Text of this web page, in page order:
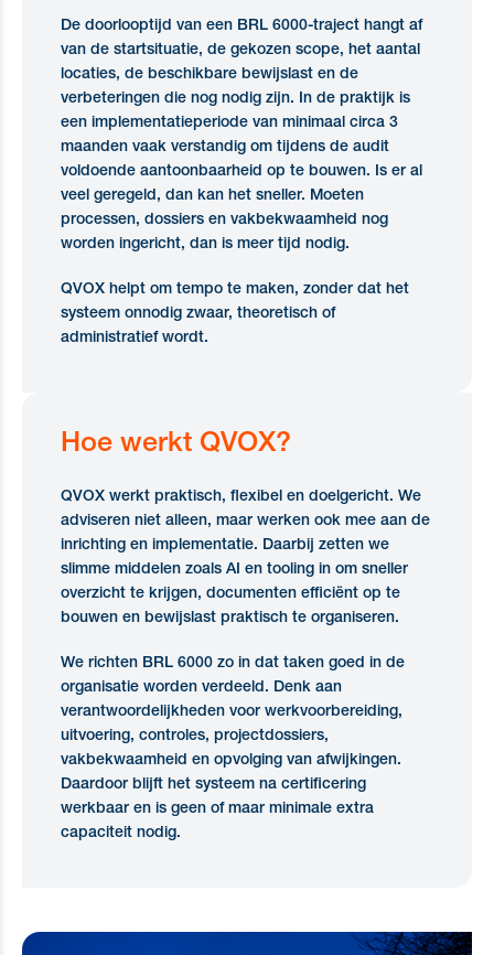
De doorlooptijd van een BRL 6000-traject hangt af
van de startsituatie, de gekozen scope, het aantal
locaties, de beschikbare bewijslast en de
verbeteringen die nog nodig zijn. In de praktijk is
een implementatieperiode van minimaal circa 3
maanden vaak verstandig om tijdens de audit
voldoende aantoonbaarheid op te bouwen. Is er al
veel geregeld, dan kan het sneller. Moeten
processen, dossiers en vakbekwaamheid nog
worden ingericht, dan is meer tijd nodig.
QVOX helpt om tempo te maken, zonder dat het
systeem onnodig zwaar, theoretisch of
administratief wordt.
Hoe werkt QVOX?
QVOX werkt praktisch, flexibel en doelgericht. We
adviseren niet alleen, maar werken ook mee aan de
inrichting en implementatie. Daarbij zetten we
slimme middelen zoals AI en tooling in om sneller
overzicht te krijgen, documenten efficiënt op te
bouwen en bewijslast praktisch te organiseren.
We richten BRL 6000 zo in dat taken goed in de
organisatie worden verdeeld. Denk aan
verantwoordelijkheden voor werkvoorbereiding,
uitvoering, controles, projectdossiers,
vakbekwaamheid en opvolging van afwijkingen.
Daardoor blijft het systeem na certificering
werkbaar en is geen of maar minimale extra
capaciteit nodig.